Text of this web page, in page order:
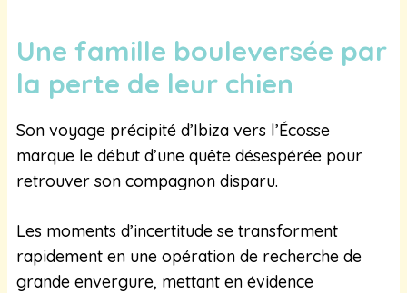
Une famille bouleversée par
la perte de leur chien
Son voyage précipité d’Ibiza vers l’Écosse
marque le début d’une quête désespérée pour
retrouver son compagnon disparu.
Les moments d’incertitude se transforment
rapidement en une opération de recherche de
grande envergure, mettant en évidence